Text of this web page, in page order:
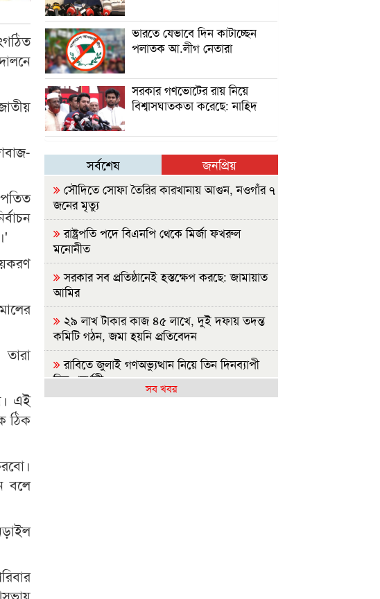
তারা
এই
ঠিক
বলে
ভারতে যেভাবে দিন কাটাচ্ছেন
পলাতক আ.লীগ নেতারা
সরকার গণভোটের রায় নিয়ে
বিশ্বাসঘাতকতা করেছে: নাহিদ
সর্বশেষ জনপ্রিয়
সৌদিতে সোফা তৈরির কারখানায় আগুন, নওগাঁর ৭
জনের মৃত্যু
রাষ্ট্রপতি পদে বিএনপি থেকে মির্জা ফখরুল
মনোনীত
সরকার সব প্রতিষ্ঠানেই হস্তক্ষেপ করছে: জামায়াত
আমির
২৯ লাখ টাকার কাজ ৪৫ লাখে, দুই দফায় তদন্ত
কমিটি গঠন, জমা হয়নি প্রতিবেদন
রাবিতে জুলাই গণঅভ্যুত্থান নিয়ে তিন দিনব্যাপী
চিত্র প্রদর্শনী
সব খবর